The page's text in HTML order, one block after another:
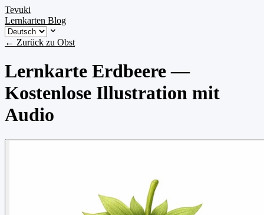
Tevuki
Lernkarten Blog
← Zurück zu Obst
Lernkarte Erdbeere —
Kostenlose Illustration mit
Audio